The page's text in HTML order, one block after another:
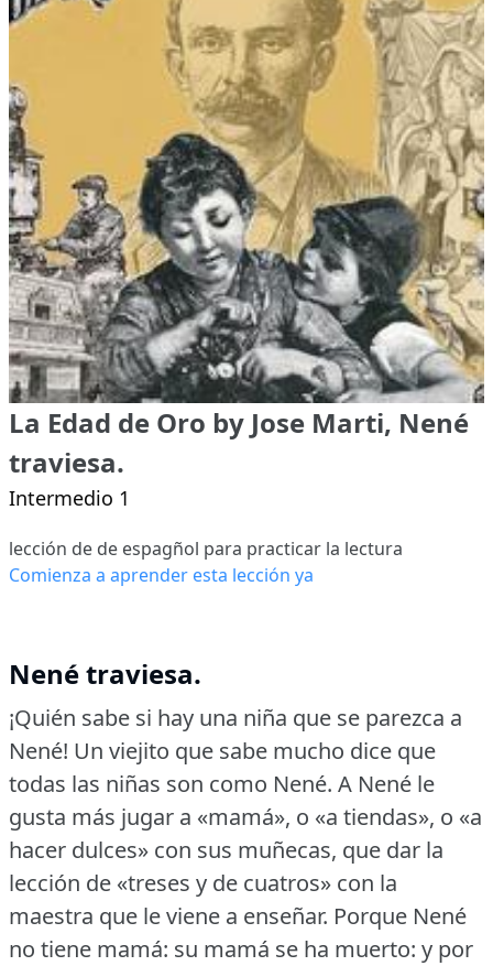
La Edad de Oro by Jose Marti, Nené
traviesa.
Intermedio 1
lección de de espagñol para practicar la lectura
Comienza a aprender esta lección ya
Nené traviesa.
¡Quién sabe si hay una niña que se parezca a
Nené! Un viejito que sabe mucho dice que
todas las niñas son como Nené. A Nené le
gusta más jugar a «mamá», o «a tiendas», o «a
hacer dulces» con sus muñecas, que dar la
lección de «treses y de cuatros» con la
maestra que le viene a enseñar. Porque Nené
no tiene mamá: su mamá se ha muerto: y por